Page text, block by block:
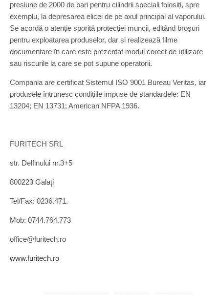
presiune de 2000 de bari pentru cilindrii speciali folosiți, spre
exemplu, la depresarea elicei de pe axul principal al vaporului.
Se acordă o atenție sporită protecției muncii, editând broșuri
pentru exploatarea produselor, dar și realizează filme
documentare în care este prezentat modul corect de utilizare
sau riscurile la care se pot supune operatorii.
Compania are certificat Sistemul ISO 9001 Bureau Veritas, iar
produsele întrunesc condițiile impuse de standardele: EN
13204; EN 13731; American NFPA 1936.
FURITECH SRL
str. Delfinului nr.3+5
800223 Galaţi
Tel/Fax: 0236.471.
Mob: 0744.764.773
office@furitech.ro
www.furitech.ro